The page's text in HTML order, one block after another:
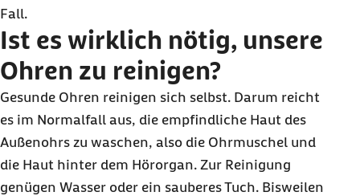
Fall.
Ist es wirklich nötig, unsere
Ohren zu reinigen?
Gesunde Ohren reinigen sich selbst. Darum reicht
es im Normalfall aus, die empfindliche Haut des
Außenohrs zu waschen, also die Ohrmuschel und
die Haut hinter dem Hörorgan. Zur Reinigung
genügen Wasser oder ein sauberes Tuch. Bisweilen